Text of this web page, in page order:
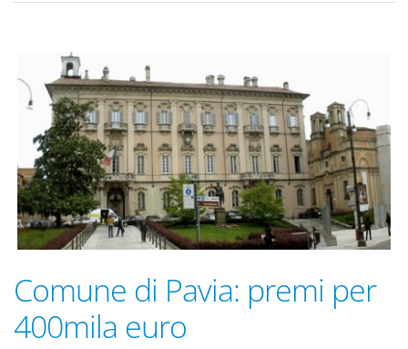
Comune di Pavia: premi per
400mila euro